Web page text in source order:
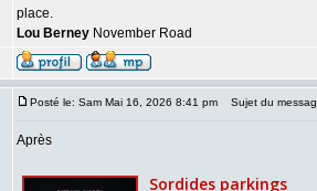
place.
Lou Berney November Road
Posté le: Sam Mai 16, 2026 8:41 pm Sujet du
Après